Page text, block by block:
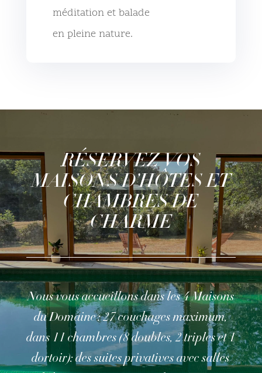
méditation et balade
en pleine nature.
RÉSERVEZ VOS
MAISONS D’HÔTES ET
CHAMBRES DE
CHARME
Nous vous accueillons dans les 4 Maisons
du Domaine : 27 couchages maximum,
dans 11 chambres (8 doubles, 2 triples et 1
dortoir): des suites privatives avec salles